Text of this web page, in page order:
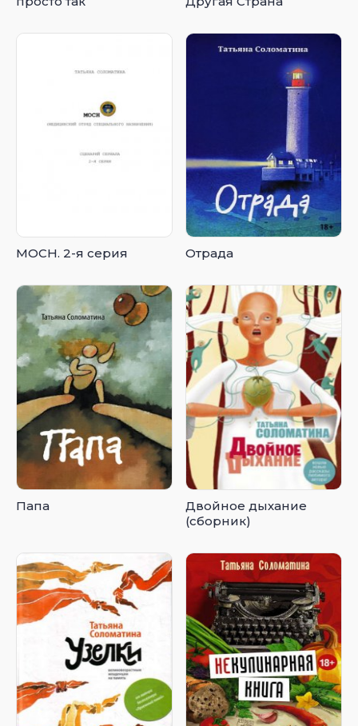
МОСН. 2-я серия Отрада
Папа
Двойное дыхание
(сборник)